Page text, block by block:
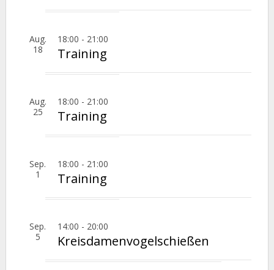
Aug.
18
18:00 - 21:00
Training
Aug.
25
18:00 - 21:00
Training
Sep.
1
18:00 - 21:00
Training
Sep.
5
14:00 - 20:00
Kreisdamenvogelschießen